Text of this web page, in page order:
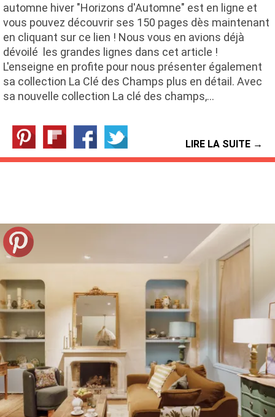
automne hiver "Horizons d'Automne" est en ligne et
vous pouvez découvrir ses 150 pages dès maintenant
en cliquant sur ce lien ! Nous vous en avions déjà
dévoilé les grandes lignes dans cet article !
L'enseigne en profite pour nous présenter également
sa collection La Clé des Champs plus en détail. Avec
sa nouvelle collection La clé des champs,…
LIRE LA SUITE →